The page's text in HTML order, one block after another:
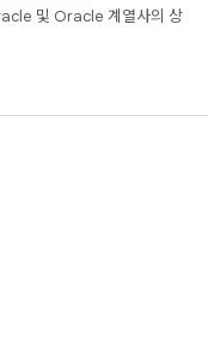
및 Oracle 계열사의 상